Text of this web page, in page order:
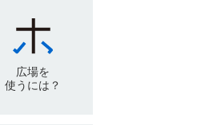
広場を
使うには？